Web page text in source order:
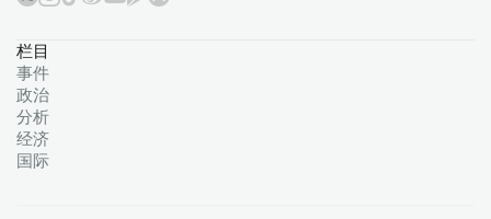
栏目
事件
政治
分析
经济
国际